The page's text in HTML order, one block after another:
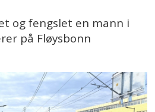
og fengslet en mann i
på Fløysbonn